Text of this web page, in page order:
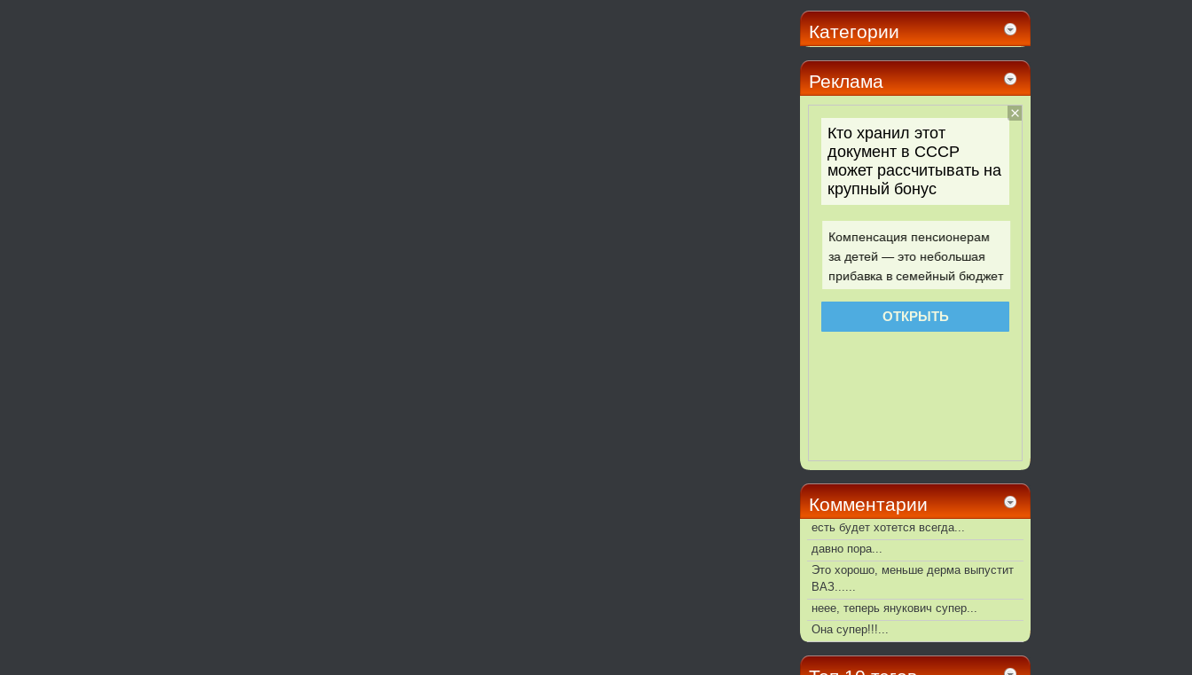
Категории
Реклама
Комментарии
есть будет хотется всегда...
давно пора...
Это хорошо, меньше дерма выпустит
ВАЗ......
неее, теперь янукович супер...
Она супер!!!...